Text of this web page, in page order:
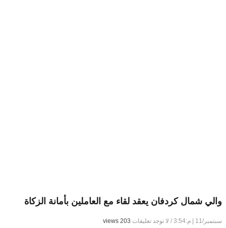
والي شمال كردفان يعقد لقاء مع العاملين بأمانة الزكاة
سبتمبر/11 | م:3:54 / لا توجد تعليقات 203 views